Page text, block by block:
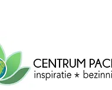
Centrum voor inspiratie,
creatie.